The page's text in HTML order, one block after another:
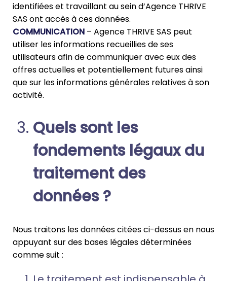
identifiées et travaillant au sein d’Agence THRIVE
SAS ont accès à ces données.
COMMUNICATION – Agence THRIVE SAS peut
utiliser les informations recueillies de ses
utilisateurs afin de communiquer avec eux des
offres actuelles et potentiellement futures ainsi
que sur les informations générales relatives à son
activité.
Quels sont les
fondements légaux du
traitement des
données ?
Nous traitons les données citées ci-dessus en nous
appuyant sur des bases légales déterminées
comme suit :